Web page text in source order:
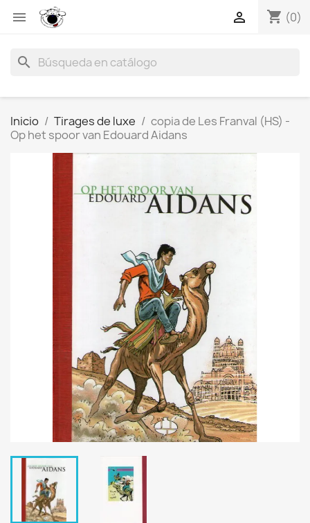
 shopping_cart (0)

search
Inicio Tirages de luxe
copia de Les Franval (HS) -
Op het spoor van Edouard Aidans